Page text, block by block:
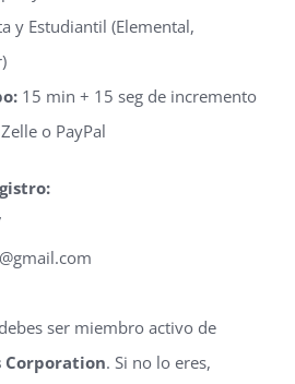
y Estudiantil (Elemental,
15 min + 15 seg de incremento
o PayPal
ser miembro activo de
Corporation. Si no lo eres,